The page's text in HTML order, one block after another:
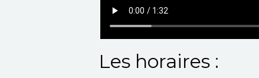
Les horaires :